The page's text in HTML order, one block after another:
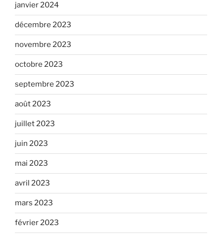
janvier 2024
décembre 2023
novembre 2023
octobre 2023
septembre 2023
août 2023
juillet 2023
juin 2023
mai 2023
avril 2023
mars 2023
février 2023